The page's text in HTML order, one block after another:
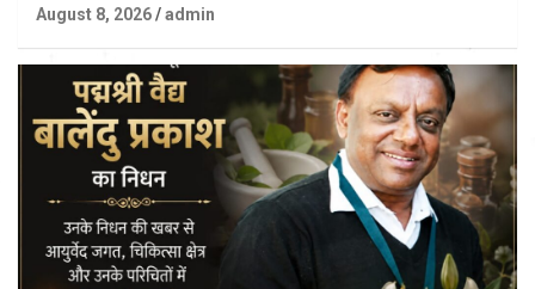
August 8, 2026 admin